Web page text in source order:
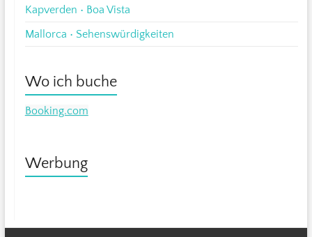
Kapverden • Boa Vista
Mallorca • Sehenswürdigkeiten
Wo ich buche
Booking.com
Werbung